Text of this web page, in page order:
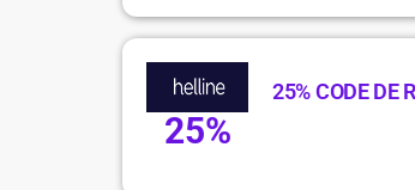
25%
25% CODE DE